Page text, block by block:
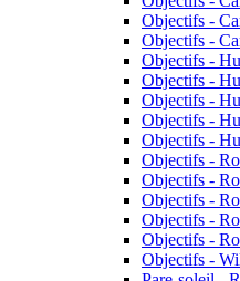
Objectifs -
Objectifs -
Objectifs -
Objectifs -
Objectifs -
Objectifs -
Objectifs -
Objectifs -
Objectifs -
Objectifs -
Objectifs -
Objectifs -
Objectifs -